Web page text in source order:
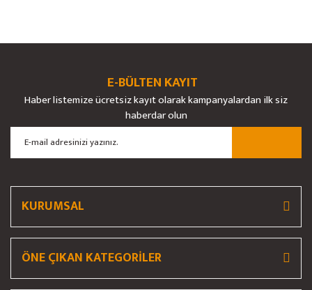
Bu ürüne ilk yorumu siz yapın!
Yorum Yaz
yetersiz gördüğünüz noktaları öneri formunu kullanarak tarafımıza
Ürün resmi kalitesiz, bozuk veya görüntülenemiyor.
Ürün açıklamasında eksik bilgiler bulunuyor.
Ürün bilgilerinde hatalar bulunuyor.
Ürün fiyatı diğer sitelerden daha pahalı.
E-BÜLTEN KAYIT
Haber listemize ücretsiz kayıt olarak kampanyalardan ilk siz
haberdar olun
KURUMSAL
ÖNE ÇIKAN KATEGORİLER